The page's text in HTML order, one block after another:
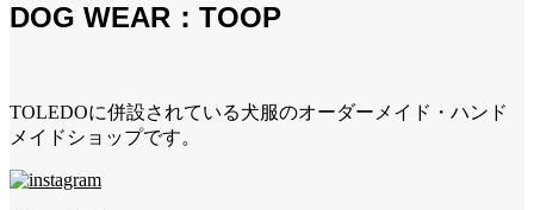
DOG WEAR：TOOP
TOLEDOに併設されている犬服のオーダーメイド・ハンド
メイドショップです。